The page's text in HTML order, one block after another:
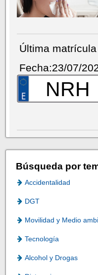
Última matrícula
Fecha:23/07/
NRH
Búsqueda por
Accidentalidad
DGT
Movilidad y Medio
Tecnología
Alcohol y Drogas